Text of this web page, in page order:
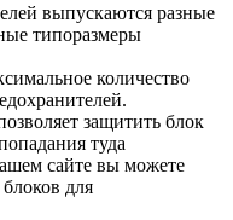
выпускаются разные
типоразмеры
количество
защитить блок
туда
сайте вы можете
для